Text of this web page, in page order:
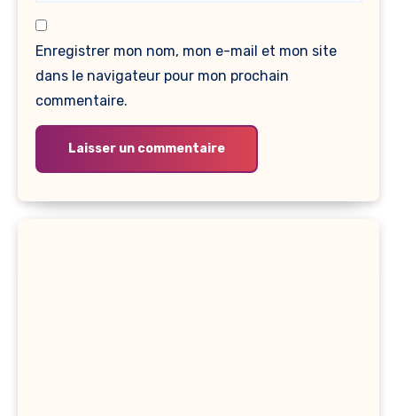
Enregistrer mon nom, mon e-mail et mon site
dans le navigateur pour mon prochain
commentaire.